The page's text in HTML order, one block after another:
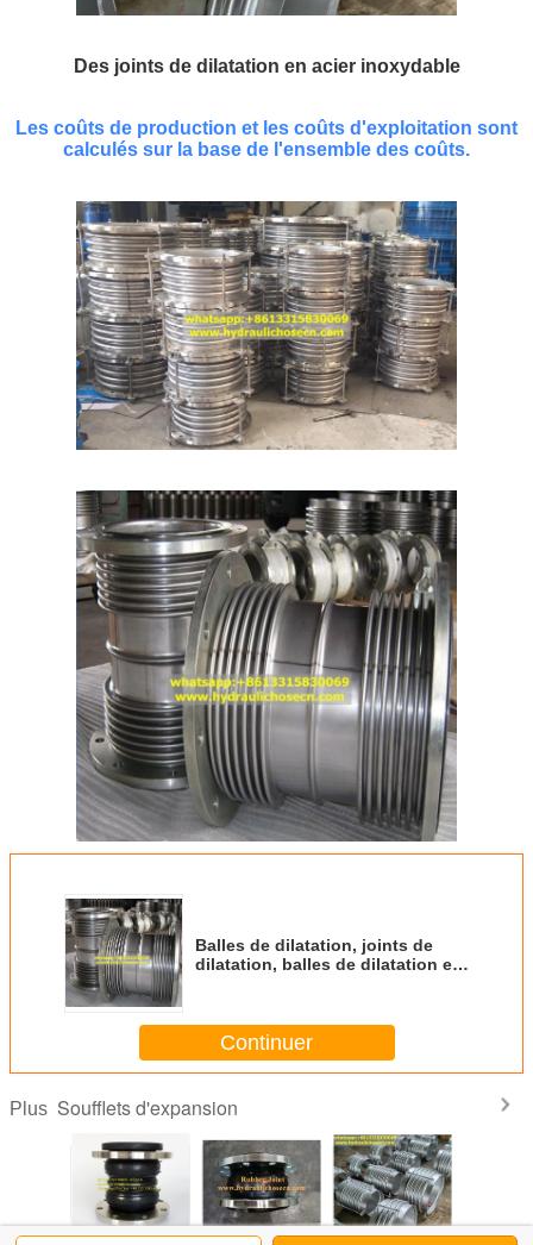
Des joints de dilatation en acier inoxydable
Les coûts de production et les coûts d'exploitation sont
calculés sur la base de l'ensemble des coûts.
Balles de dilatation, joints de
dilatation, balles de dilatation en
Continuer
Plus Soufflets d'expansion
de Des boucles DN25-DN600 Balsons Les